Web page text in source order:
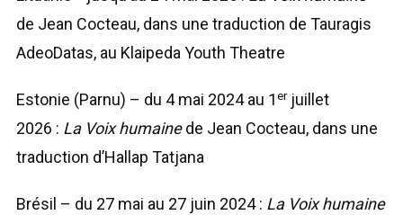
de Jean Cocteau, dans une traduction de Tauragis
AdeoDatas, au Klaipeda Youth Theatre
Estonie (Parnu) – du 4 mai 2024 au 1erjuillet
2026 : La Voix humainede Jean Cocteau, dans une
traduction d’Hallap Tatjana
Brésil – du 27 mai au 27 juin 2024 : La Voix humaine